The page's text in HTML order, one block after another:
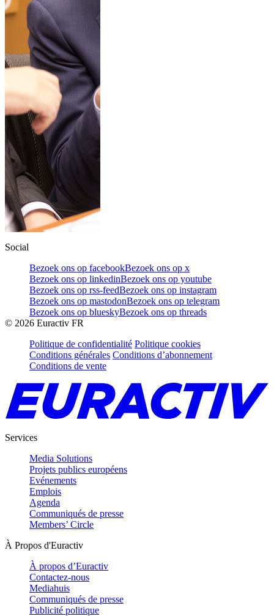
Social
Bezoek ons op facebookBezoek ons op x
Bezoek ons op linkedinBezoek ons op youtube
Bezoek ons op rss-feedBezoek ons op instagram
Bezoek ons op mastodonBezoek ons op telegram
Bezoek ons op blueskyBezoek ons op threads
© 2026 Euractiv FR
Politique de confidentialité Politique cookies
Conditions générales Conditions d’abonnement
Conditions de vente
Services
Media Solutions
Projets publics européens
Evénements
Emplois
Agenda
Communiqués de presse
Members’ Circle
À Propos d'Euractiv
À propos d’Euractiv
Contactez-nous
Mediahuis
Communiqués de presse
Publicité politique